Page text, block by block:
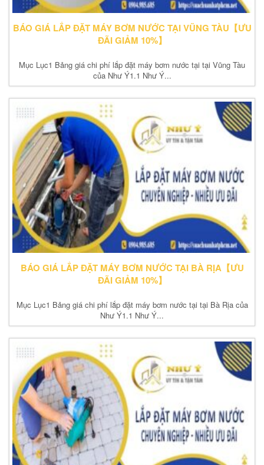
BÁO GIÁ LẮP ĐẶT MÁY BƠM NƯỚC TẠI VŨNG TÀU【ƯU
ĐÃI GIẢM 10%】
Mục Lục1 Bảng giá chi phí lắp đặt máy bơm nước tại tại Vũng Tàu
của Như Ý1.1 Như Ý...
BÁO GIÁ LẮP ĐẶT MÁY BƠM NƯỚC TẠI BÀ RỊA【ƯU
ĐÃI GIẢM 10%】
Mục Lục1 Bảng giá chi phí lắp đặt máy bơm nước tại tại Bà Rịa của
Như Ý1.1 Như Ý...